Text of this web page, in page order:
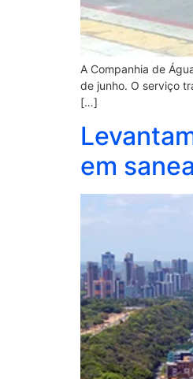
A Companhia de
de junho. O serviço
[…]
em